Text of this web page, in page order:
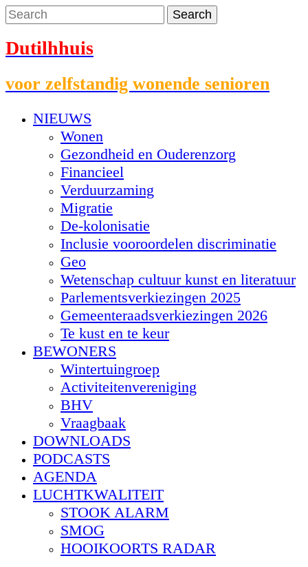
Dutilhhuis
voor zelfstandig wonende senioren
NIEUWS
Wonen
Gezondheid en Ouderenzorg
Financieel
Verduurzaming
Migratie
De-kolonisatie
Inclusie vooroordelen discriminatie
Geo
Wetenschap cultuur kunst en literatuur
Parlementsverkiezingen 2025
Gemeenteraadsverkiezingen 2026
Te kust en te keur
BEWONERS
Wintertuingroep
Activiteitenvereniging
BHV
Vraagbaak
DOWNLOADS
PODCASTS
AGENDA
LUCHTKWALITEIT
STOOK ALARM
SMOG
HOOIKOORTS RADAR